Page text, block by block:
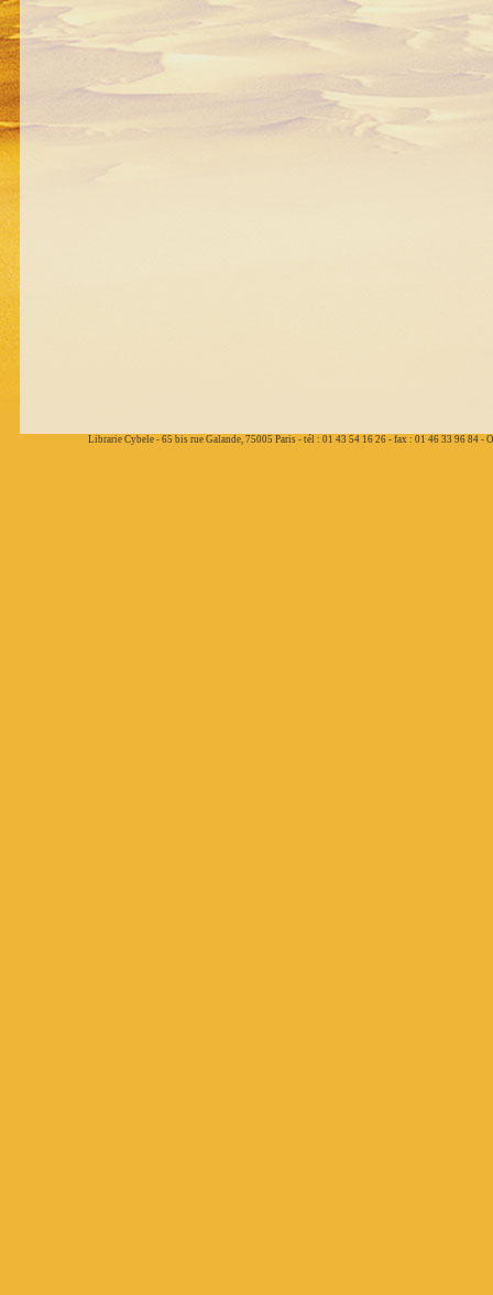
Librarie Cybele - 65 bis rue Galande, 75005 Paris - tél : 01 43 54 16 26 - fax : 01 46 33 96 84